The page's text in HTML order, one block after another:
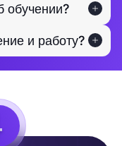
обучении?
и работу?